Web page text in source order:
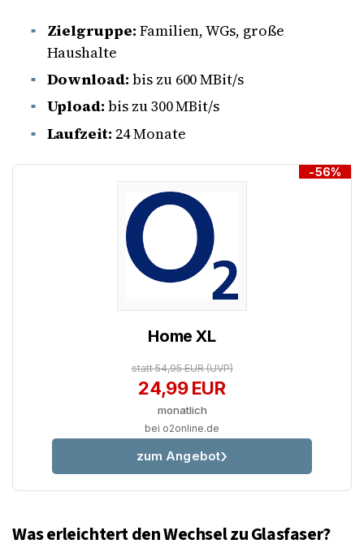
Zielgruppe: Familien, WGs, große
Haushalte
Download: bis zu 600 MBit/s
Upload: bis zu 300 MBit/s
Laufzeit: 24 Monate
-56%
Home XL
statt 54,95 EUR(UVP)
24,99 EUR
monatlich
bei o2online.de
zum Angebot
Was erleichtert den Wechsel zu Glasfaser?